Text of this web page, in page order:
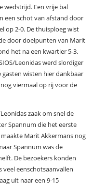
wedstrijd. Een vrije bal
een schot van afstand door
op 2-0. De thuisploeg wist
door doelpunten van Marit
het na een kwartier 5-3.
Leonidas werd slordiger
gasten wisten hier dankbaar
viermaal op rij voor de
zaak om snel de
Spannum die het eerste
Marit Akkermans nog
Spannum was de
De bezoekers konden
veel eenschotsaanvallen
uit naar een 9-15